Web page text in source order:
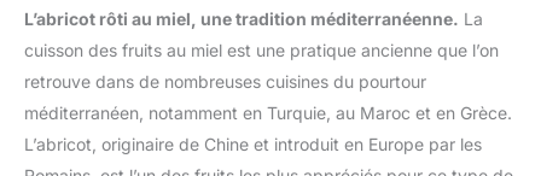
L’abricot rôti au miel, une tradition méditerranéenne. La
cuisson des fruits au miel est une pratique ancienne que l’on
retrouve dans de nombreuses cuisines du pourtour
méditerranéen, notamment en Turquie, au Maroc et en Grèce.
L’abricot, originaire de Chine et introduit en Europe par les